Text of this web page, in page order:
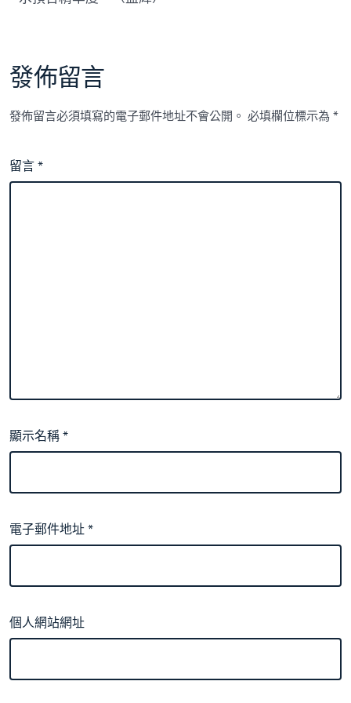
發佈留言
發佈留言必須填寫的電子郵件地址不會公開。 必填欄位標示為*
留言*
顯示名稱*
電子郵件地址*
個人網站網址